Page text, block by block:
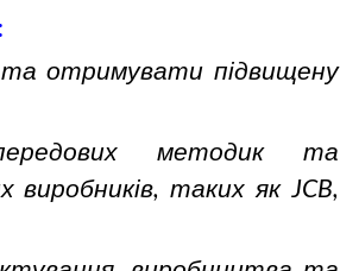
та отримувати підвищену
методик та
виробників, таких якJCB,